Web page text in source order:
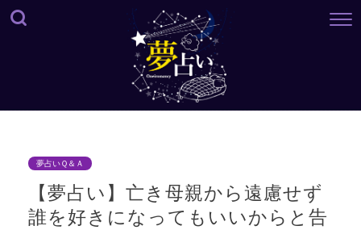
夢占いＱ＆Ａ
【夢占い】亡き母親から遠慮せず
誰を好きになってもいいからと告